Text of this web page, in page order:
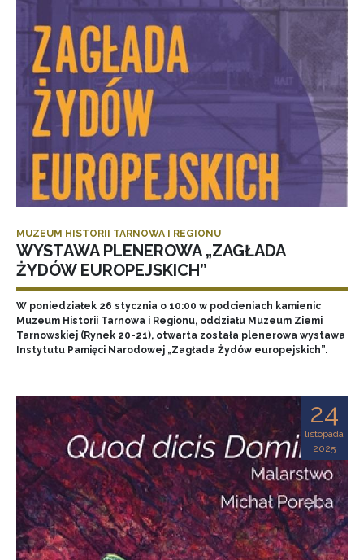
MUZEUM HISTORII TARNOWA I REGIONU
WYSTAWA PLENEROWA „ZAGŁADA
ŻYDÓW EUROPEJSKICH”
W poniedziałek 26 stycznia o 10:00 w podcieniach kamienic
Muzeum Historii Tarnowa i Regionu, oddziału Muzeum Ziemi
Tarnowskiej (Rynek 20-21), otwarta została plenerowa wystawa
Instytutu Pamięci Narodowej „Zagłada Żydów europejskich”.
24
listopada
2025